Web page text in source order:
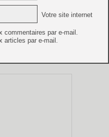
Votre site internet
commentaires par e-mail.
articles par e-mail.